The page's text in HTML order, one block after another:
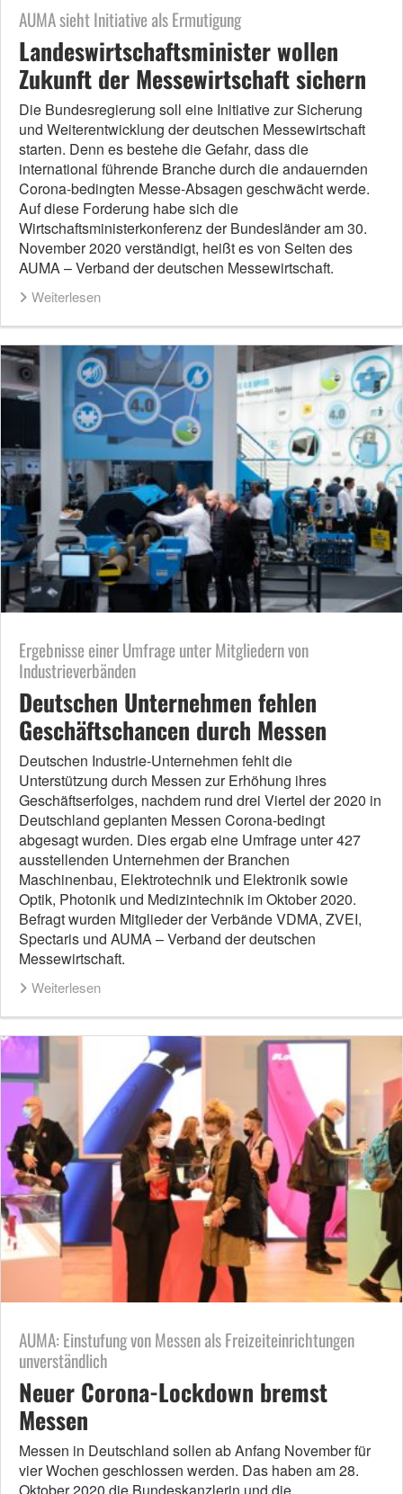
AUMA sieht Initiative als Ermutigung
Landeswirtschaftsminister wollen
Zukunft der Messewirtschaft sichern
Die Bundesregierung soll eine Initiative zur Sicherung
und Weiterentwicklung der deutschen Messewirtschaft
starten. Denn es bestehe die Gefahr, dass die
international führende Branche durch die andauernden
Corona-bedingten Messe-Absagen geschwächt werde.
Auf diese Forderung habe sich die
Wirtschaftsministerkonferenz der Bundesländer am 30.
November 2020 verständigt, heißt es von Seiten des
AUMA – Verband der deutschen Messewirtschaft.
Weiterlesen
Ergebnisse einer Umfrage unter Mitgliedern von
Industrieverbänden
Deutschen Unternehmen fehlen
Geschäftschancen durch Messen
Deutschen Industrie-Unternehmen fehlt die
Unterstützung durch Messen zur Erhöhung ihres
Geschäftserfolges, nachdem rund drei Viertel der 2020 in
Deutschland geplanten Messen Corona-bedingt
abgesagt wurden. Dies ergab eine Umfrage unter 427
ausstellenden Unternehmen der Branchen
Maschinenbau, Elektrotechnik und Elektronik sowie
Optik, Photonik und Medizintechnik im Oktober 2020.
Befragt wurden Mitglieder der Verbände VDMA, ZVEI,
Spectaris und AUMA – Verband der deutschen
Messewirtschaft.
Weiterlesen
AUMA: Einstufung von Messen als Freizeiteinrichtungen
unverständlich
Neuer Corona-Lockdown bremst
Messen
Messen in Deutschland sollen ab Anfang November für
vier Wochen geschlossen werden. Das haben am 28.